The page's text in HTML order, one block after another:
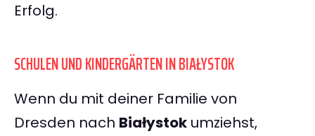
Erfolg.
SCHULEN UND KINDERGÄRTEN IN BIAŁYSTOK
Wenn du mit deiner Familie von
Dresden nach Białystok umziehst,